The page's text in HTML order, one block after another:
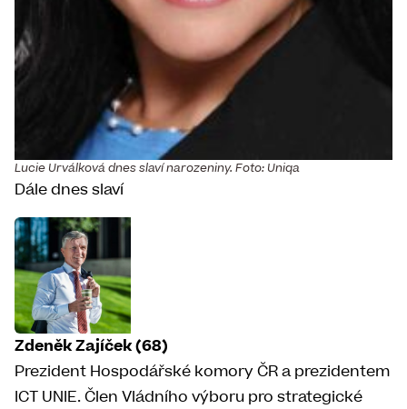
Lucie Urválková dnes slaví narozeniny. Foto: Uniqa
Dále dnes slaví
Zdeněk Zajíček (68)
Prezident Hospodářské komory ČR a prezidentem
ICT UNIE. Člen Vládního výboru pro strategické